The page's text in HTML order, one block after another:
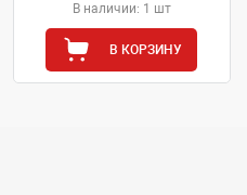
В наличии: 1 шт
В КОРЗИНУ